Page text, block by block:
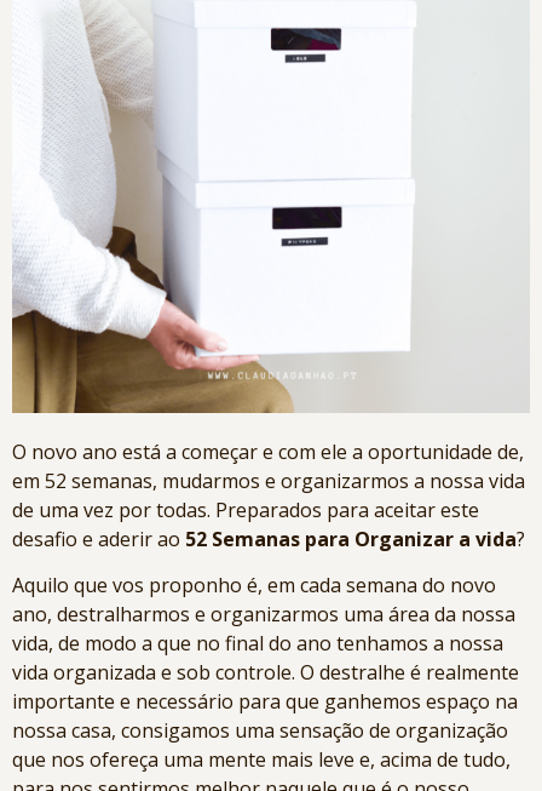
O novo ano está a começar e com ele a oportunidade de,
em 52 semanas, mudarmos e organizarmos a nossa vida
de uma vez por todas. Preparados para aceitar este
desafio e aderir ao 52 Semanas para Organizar a vida?
Aquilo que vos proponho é, em cada semana do novo
ano, destralharmos e organizarmos uma área da nossa
vida, de modo a que no final do ano tenhamos a nossa
vida organizada e sob controle. O destralhe é realmente
importante e necessário para que ganhemos espaço na
nossa casa, consigamos uma sensação de organização
que nos ofereça uma mente mais leve e, acima de tudo,